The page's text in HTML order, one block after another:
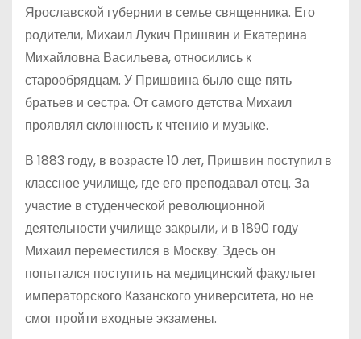
Ярославской губернии в семье священника. Его
родители, Михаил Лукич Пришвин и Екатерина
Михайловна Васильева, относились к
старообрядцам. У Пришвина было еще пять
братьев и сестра. От самого детства Михаил
проявлял склонность к чтению и музыке.
В 1883 году, в возрасте 10 лет, Пришвин поступил в
классное училище, где его преподавал отец. За
участие в студенческой революционной
деятельности училище закрыли, и в 1890 году
Михаил переместился в Москву. Здесь он
попытался поступить на медицинский факультет
императорского Казанского университета, но не
смог пройти входные экзамены.